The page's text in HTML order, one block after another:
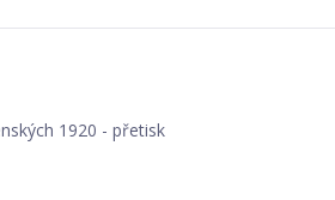
1920 - přetisk